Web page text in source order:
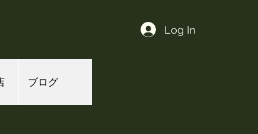
Log In
ブログ